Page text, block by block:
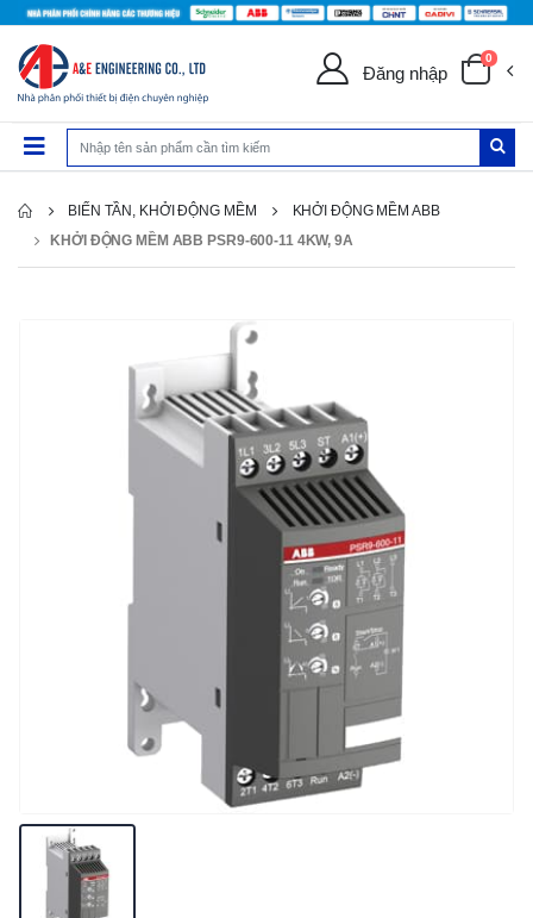
Đăng nhập
0
BIẾN TẦN, KHỞI ĐỘNG MỀM
KHỞI ĐỘNG MỀM ABB
KHỞI ĐỘNG MỀM ABB PSR9-600-11 4KW, 9A